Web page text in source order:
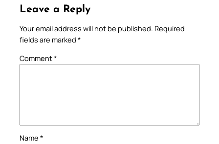
Leave a Reply
Your email address will not be published. Required
fields are marked *
Comment*
Name *